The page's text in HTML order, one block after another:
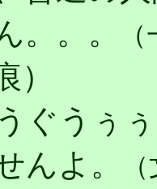
。。。
）
ぐうぅ
んよ。